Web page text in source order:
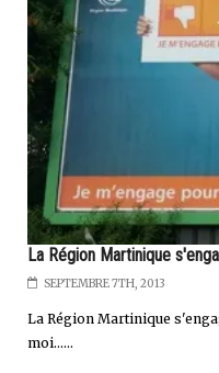
La Région Martinique
SEPTEMBRE 7TH, 2013
La Région Martinique
moi......